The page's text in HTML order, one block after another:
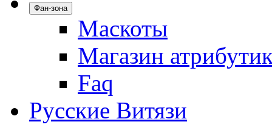
Фан-зона
Маскоты
Магазин
Faq
Русские Витязи